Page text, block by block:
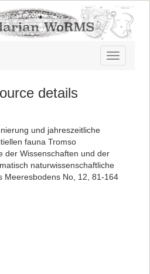
Toggle
navigation
details
und jahreszeitliche
fauna Tromso
der Wissenschaften und der
naturwissenschaftliche
Meeresbodens No, 12, 81-164